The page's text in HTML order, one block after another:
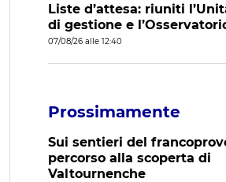
Liste d’attesa: riuniti
di gestione e
07/08/26 alle 12:40
Prossimamente
Sui sentieri del
percorso alla scoperta di
Valtournenche